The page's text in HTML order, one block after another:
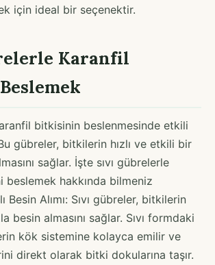
için ideal bir seçenektir.
Karanfil
bitkisinin beslenmesinde etkili
gübreler, bitkilerin hızlı ve etkili bir
sağlar. İşte sıvı gübrelerle
hakkında bilmeniz
Besin Alımı: Sıvı gübreler, bitkilerin
besin almasını sağlar. Sıvı formdaki
kök sistemine kolayca emilir ve
direkt olarak bitki dokularına taşır.